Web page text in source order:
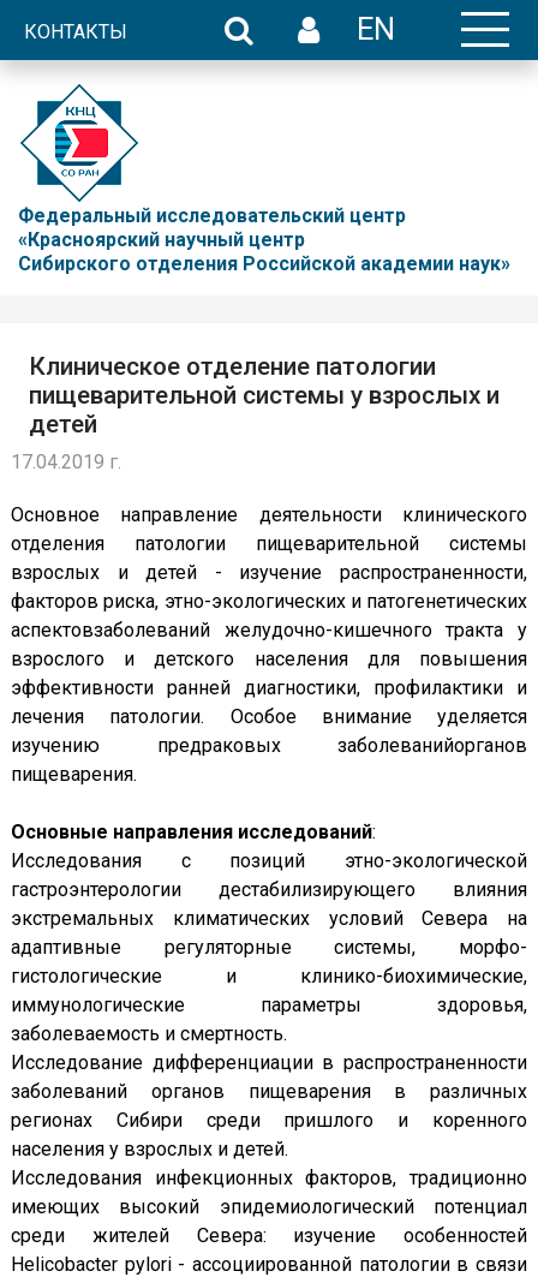
КОНТАКТЫ EN
Федеральный исследовательский центр
«Красноярский научный центр
Сибирского отделения Российской академии наук»
Клиническое отделение патологии
пищеварительной системы у взрослых и
детей
17.04.2019 г.
Основное направление деятельности клинического
отделения патологии пищеварительной системы
взрослых и детей - изучение распространенности,
факторов риска, этно-экологических и патогенетических
аспектовзаболеваний желудочно-кишечного тракта у
взрослого и детского населения для повышения
эффективности ранней диагностики, профилактики и
лечения патологии. Особое внимание уделяется
изучению предраковых заболеванийорганов
пищеварения.
Основные направления исследований:
Исследования с позиций этно-экологической
гастроэнтерологии дестабилизирующего влияния
экстремальных климатических условий Севера на
адаптивные регуляторные системы, морфо-
гистологические и клинико-биохимические,
иммунологические параметры здоровья,
заболеваемость и смертность.
Исследование дифференциации в распространенности
заболеваний органов пищеварения в различных
регионах Сибири среди пришлого и коренного
населения у взрослых и детей.
Исследования инфекционных факторов, традиционно
имеющих высокий эпидемиологический потенциал
среди жителей Севера: изучение особенностей
Нelicobacter рylori - ассоциированной патологии в связи